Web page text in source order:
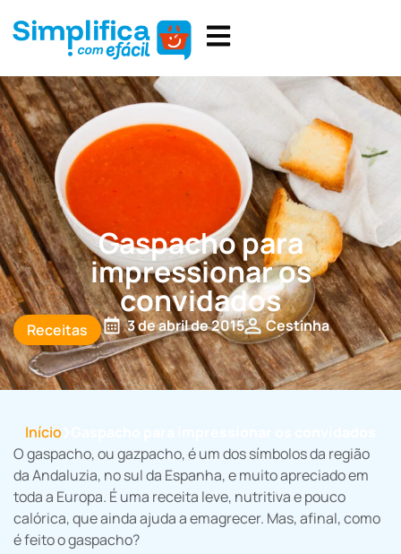
Gaspacho para
impressionar os
convidados
Receitas 3 de abril de 2015 Cestinha
Início
O gaspacho, ou gazpacho, é um dos símbolos da região
da Andaluzia, no sul da Espanha, e muito apreciado em
toda a Europa. É uma receita leve, nutritiva e pouco
calórica, que ainda ajuda a emagrecer. Mas, afinal, como
é feito o gaspacho?